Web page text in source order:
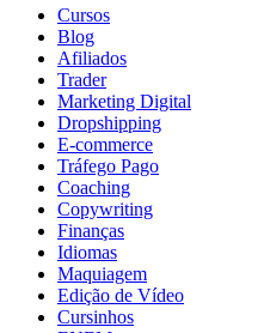
Cursos
Blog
Afiliados
Trader
Marketing Digital
Dropshipping
E-commerce
Tráfego Pago
Coaching
Copywriting
Finanças
Idiomas
Maquiagem
Edição de Vídeo
Cursinhos